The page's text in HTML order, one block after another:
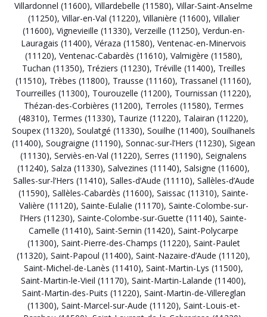
Villardonnel (11600), Villardebelle (11580), Villar-Saint-Anselme
(11250), Villar-en-Val (11220), Villanière (11600), Villalier
(11600), Vignevieille (11330), Verzeille (11250), Verdun-en-
Lauragais (11400), Véraza (11580), Ventenac-en-Minervois
(11120), Ventenac-Cabardès (11610), Valmigère (11580),
Tuchan (11350), Tréziers (11230), Tréville (11400), Treilles
(11510), Trèbes (11800), Trausse (11160), Trassanel (11160),
Tourreilles (11300), Tourouzelle (11200), Tournissan (11220),
Thézan-des-Corbières (11200), Terroles (11580), Termes
(48310), Termes (11330), Taurize (11220), Talairan (11220),
Soupex (11320), Soulatgé (11330), Souilhe (11400), Souilhanels
(11400), Sougraigne (11190), Sonnac-sur-l’Hers (11230), Sigean
(11130), Serviès-en-Val (11220), Serres (11190), Seignalens
(11240), Salza (11330), Salvezines (11140), Salsigne (11600),
Salles-sur-l’Hers (11410), Salles-d’Aude (11110), Sallèles-d’Aude
(11590), Sallèles-Cabardès (11600), Saissac (11310), Sainte-
Valière (11120), Sainte-Eulalie (11170), Sainte-Colombe-sur-
l’Hers (11230), Sainte-Colombe-sur-Guette (11140), Sainte-
Camelle (11410), Saint-Sernin (11420), Saint-Polycarpe
(11300), Saint-Pierre-des-Champs (11220), Saint-Paulet
(11320), Saint-Papoul (11400), Saint-Nazaire-d’Aude (11120),
Saint-Michel-de-Lanès (11410), Saint-Martin-Lys (11500),
Saint-Martin-le-Vieil (11170), Saint-Martin-Lalande (11400),
Saint-Martin-des-Puits (11220), Saint-Martin-de-Villereglan
(11300), Saint-Marcel-sur-Aude (11120), Saint-Louis-et-